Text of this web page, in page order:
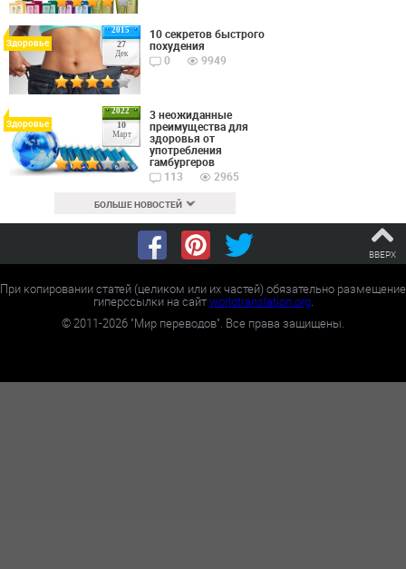
2015
27
Дек
Здоровье
10 секретов быстрого
похудения
0
9949
2022
10
Март
Здоровье
3 неожиданные
преимущества для
здоровья от
употребления
гамбургеров
113
2965
БОЛЬШЕ НОВОСТЕЙ
ВВЕРХ
При копировании статей (целиком или их частей) обязательно размещение
гиперссылки на сайтworldtranslation.org.
©2011-2026 "Мир переводов". Все права защищены.